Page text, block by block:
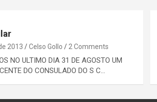
2013 Celso Gollo 2 Comments
NO ULTIMO DIA 31 DE AGOSTO UM
DO CONSULADO DO S C…